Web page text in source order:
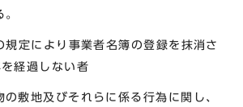
定により事業者名簿の登録を抹消さ
経過しない者
敷地及びそれらに係る行為に関し、